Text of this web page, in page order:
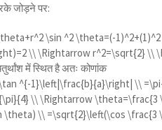
जोड़ने पर:
\sin ^2 \theta=(-
\\ \Rightarrow r^2=\sqrt{2} \\
में स्थित है अतः कोणांक
^{-1}\left|\frac{b}{a}\right| \\
\\ \Rightarrow \theta=\frac{3
\theta) \\ =\sqrt{2}\left(\cos \frac{3